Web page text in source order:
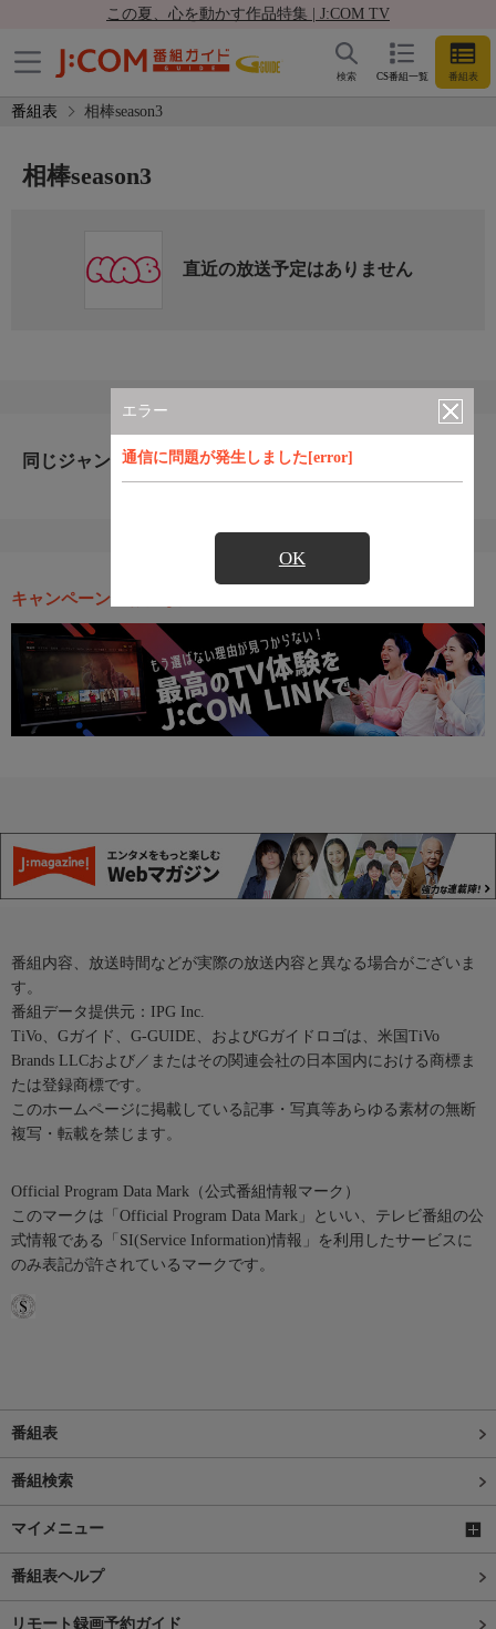
この夏、心を動かす作品特集 | J:COM TV
CS番組一覧 番組表
検索
番組表 相棒season3
エラー
通信に問題が発生しました[error]
OK
相棒season3
直近の放送予定はありません
同じジャンルのおすすめ番組
キャンペーン・お得な情報
番組内容、放送時間などが実際の放送内容と異なる場合がございま
す。
番組データ提供元：IPG Inc.
TiVo、Gガイド、G-GUIDE、およびGガイドロゴは、米国TiVo
Brands LLCおよび／またはその関連会社の日本国内における商標ま
たは登録商標です。
このホームページに掲載している記事・写真等あらゆる素材の無断
複写・転載を禁じます。
Official Program Data Mark（公式番組情報マーク）
このマークは「Official Program Data Mark」といい、テレビ番組の公
式情報である「SI(Service Information)情報」を利用したサービスに
のみ表記が許されているマークです。
番組表
番組検索
マイメニュー
番組表ヘルプ
リモート録画予約ガイド